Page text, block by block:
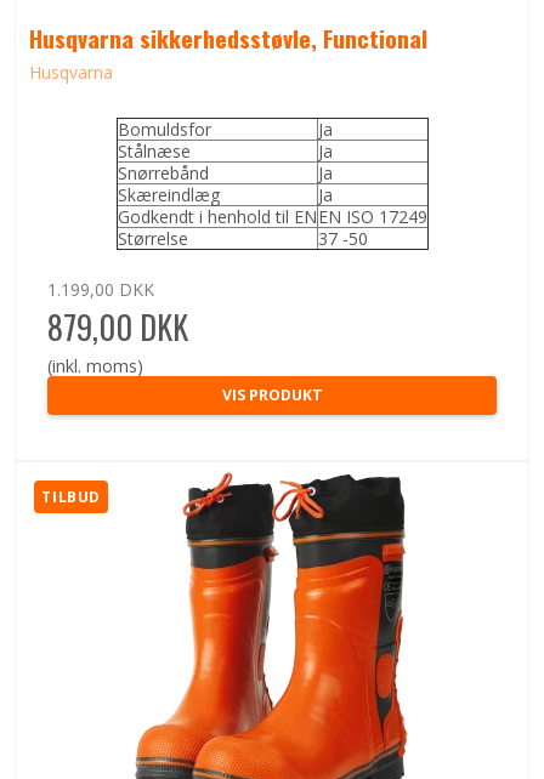
Husqvarna sikkerhedsstøvle, Functional
Husqvarna
Bomuldsfor
Ja
Stålnæse
Ja
Snørrebånd
Ja
Skæreindlæg
Ja
Godkendt i henhold til ENEN ISO 17249
Størrelse
37 -50
1.199,00 DKK
879,00 DKK
(inkl. moms)
VIS PRODUKT
TILBUD